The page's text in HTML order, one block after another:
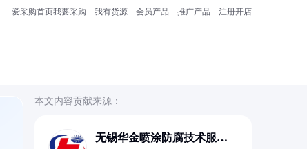
爱采购首页我要采购 我有货源 会员产品 推广产品 注册开店
本文内容贡献来源：
无锡华金喷涂防腐技术服务